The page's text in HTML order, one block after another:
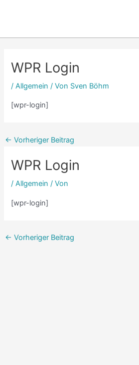
WPR Login
/Allgemein / Von Sven Böhm
[wpr-login]
← Vorheriger Beitrag
WPR Login
/Allgemein / Von
[wpr-login]
← Vorheriger Beitrag